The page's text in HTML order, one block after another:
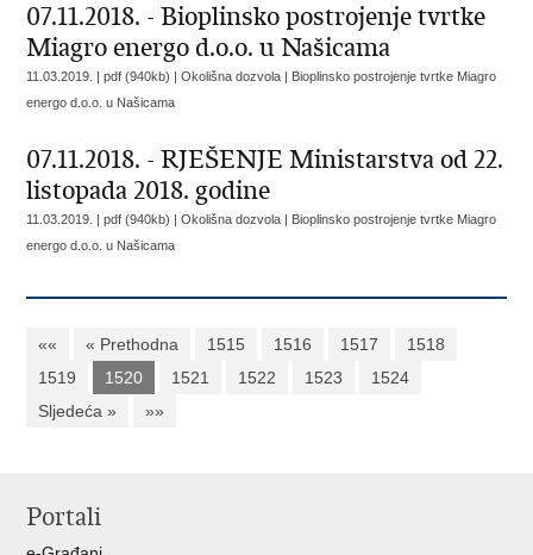
07.11.2018. - Bioplinsko postrojenje tvrtke
Miagro energo d.o.o. u Našicama
11.03.2019. | pdf (940kb) | Okolišna dozvola | Bioplinsko postrojenje tvrtke Miagro
energo d.o.o. u Našicama
07.11.2018. - RJEŠENJE Ministarstva od 22.
listopada 2018. godine
11.03.2019. | pdf (940kb) | Okolišna dozvola | Bioplinsko postrojenje tvrtke Miagro
energo d.o.o. u Našicama
«« « Prethodna 1515 1516 1517
1518
1519
1520 1521 1522 1523
1524
Sljedeća »
»»
Portali